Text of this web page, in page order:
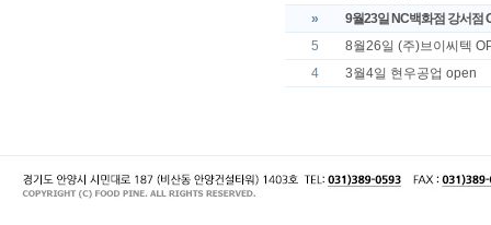
»
9월23일 NC백화점 강서점
5
8월26일 (주)브이씨텍
4
3월4일 현우공업 open